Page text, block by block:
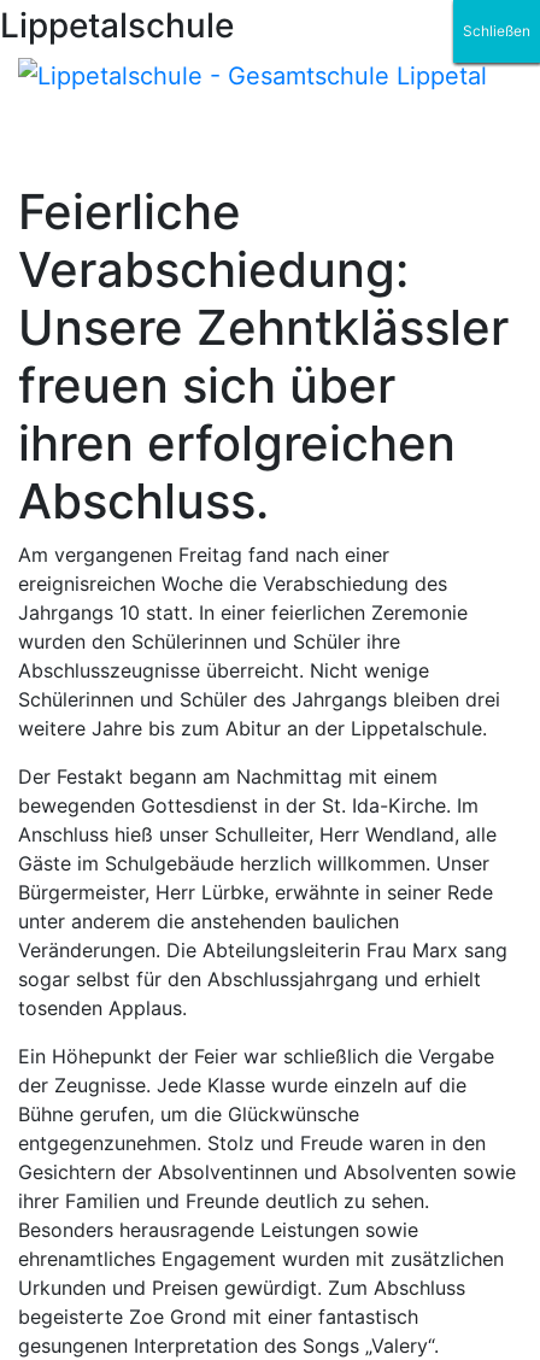
Lippetalschule
Feierliche
Verabschiedung:
Unsere Zehntklässler
freuen sich über
ihren erfolgreichen
Abschluss.
Am vergangenen Freitag fand nach einer
ereignisreichen Woche die Verabschiedung des
Jahrgangs 10 statt. In einer feierlichen Zeremonie
wurden den Schülerinnen und Schüler ihre
Abschlusszeugnisse überreicht. Nicht wenige
Schülerinnen und Schüler des Jahrgangs bleiben drei
weitere Jahre bis zum Abitur an der Lippetalschule.
Der Festakt begann am Nachmittag mit einem
bewegenden Gottesdienst in der St. Ida-Kirche. Im
Anschluss hieß unser Schulleiter, Herr Wendland, alle
Gäste im Schulgebäude herzlich willkommen. Unser
Bürgermeister, Herr Lürbke, erwähnte in seiner Rede
unter anderem die anstehenden baulichen
Veränderungen. Die Abteilungsleiterin Frau Marx sang
sogar selbst für den Abschlussjahrgang und erhielt
tosenden Applaus.
Ein Höhepunkt der Feier war schließlich die Vergabe
der Zeugnisse. Jede Klasse wurde einzeln auf die
Bühne gerufen, um die Glückwünsche
entgegenzunehmen. Stolz und Freude waren in den
Gesichtern der Absolventinnen und Absolventen sowie
ihrer Familien und Freunde deutlich zu sehen.
Besonders herausragende Leistungen sowie
ehrenamtliches Engagement wurden mit zusätzlichen
Urkunden und Preisen gewürdigt. Zum Abschluss
begeisterte Zoe Grond mit einer fantastisch
gesungenen Interpretation des Songs „Valery“.
Schließen
Schließen
Schließen
Schließen
Schließen
Schließen